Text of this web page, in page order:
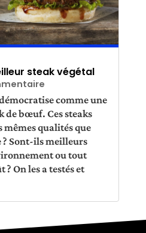
steak végétal
comme une
de bœuf. Ces steaks
qualités que
Sont-ils meilleurs
ou tout
On les a testés et